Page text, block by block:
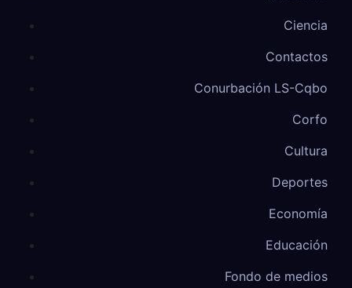
Ciencia
Contactos
Conurbación LS-Cqbo
Corfo
Cultura
Deportes
Economía
Educación
Fondo de medios